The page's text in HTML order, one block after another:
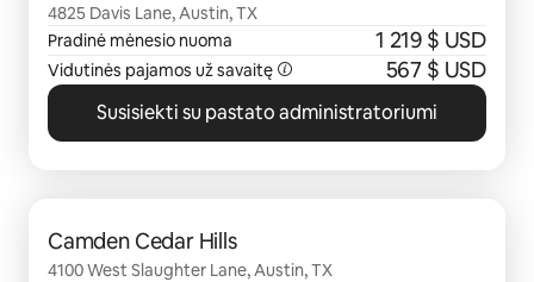
4825 Davis Lane, Austin, TX
Pradinė mėnesio nuoma
1 219 $ USD
Vidutinės pajamos už savaitę 567 $ USD
Susisiekti su pastato administratoriumi
Camden Cedar Hills
4100 West Slaughter Lane, Austin, TX